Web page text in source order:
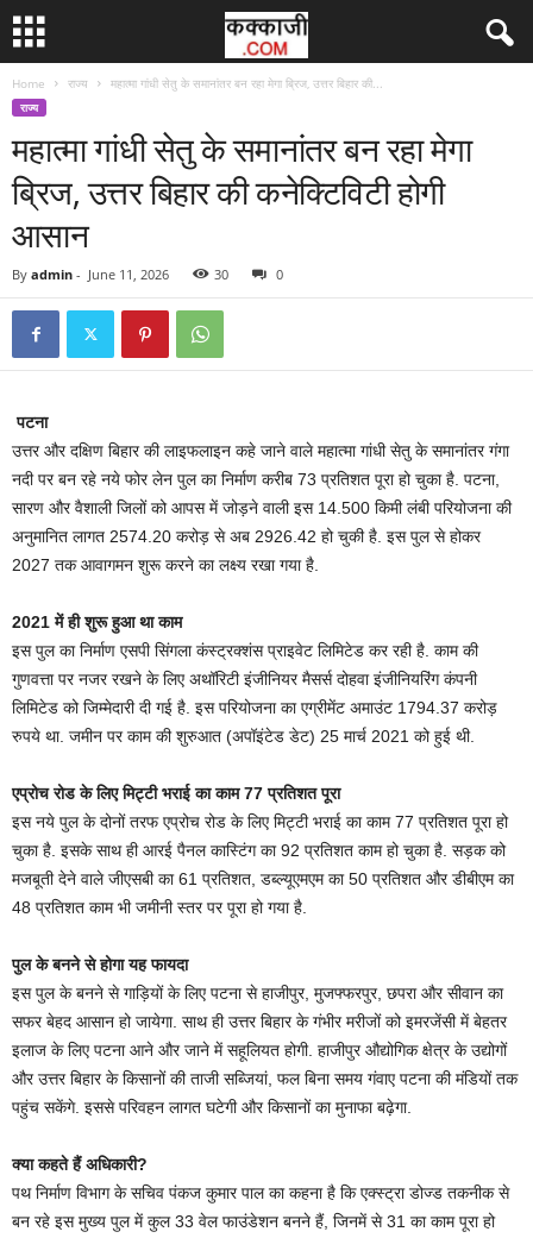
Home राज्य महात्मा गांधी सेतु के समानांतर बन रहा मेगा ब्रिज, उत्तर बिहार की...
राज्य
महात्मा गांधी सेतु के समानांतर बन रहा मेगा
ब्रिज, उत्तर बिहार की कनेक्टिविटी होगी
आसान
By admin - June 11, 2026 30 0
पटना
उत्तर और दक्षिण बिहार की लाइफलाइन कहे जाने वाले महात्मा गांधी सेतु के समानांतर गंगा
नदी पर बन रहे नये फोर लेन पुल का निर्माण करीब 73 प्रतिशत पूरा हो चुका है. पटना,
सारण और वैशाली जिलों को आपस में जोड़ने वाली इस 14.500 किमी लंबी परियोजना की
अनुमानित लागत 2574.20 करोड़ से अब 2926.42 हो चुकी है. इस पुल से होकर
2027 तक आवागमन शुरू करने का लक्ष्य रखा गया है.
2021 में ही शुरू हुआ था काम
इस पुल का निर्माण एसपी सिंगला कंस्ट्रक्शंस प्राइवेट लिमिटेड कर रही है. काम की
गुणवत्ता पर नजर रखने के लिए अथॉरिटी इंजीनियर मैसर्स दोहवा इंजीनियरिंग कंपनी
लिमिटेड को जिम्मेदारी दी गई है. इस परियोजना का एग्रीमेंट अमाउंट 1794.37 करोड़
रुपये था. जमीन पर काम की शुरुआत (अपॉइंटेड डेट) 25 मार्च 2021 को हुई थी.
एप्रोच रोड के लिए मिट्टी भराई का काम 77 प्रतिशत पूरा
इस नये पुल के दोनों तरफ एप्रोच रोड के लिए मिट्टी भराई का काम 77 प्रतिशत पूरा हो
चुका है. इसके साथ ही आरई पैनल कास्टिंग का 92 प्रतिशत काम हो चुका है. सड़क को
मजबूती देने वाले जीएसबी का 61 प्रतिशत, डब्ल्यूएमएम का 50 प्रतिशत और डीबीएम का
48 प्रतिशत काम भी जमीनी स्तर पर पूरा हो गया है.
पुल के बनने से होगा यह फायदा
इस पुल के बनने से गाड़ियों के लिए पटना से हाजीपुर, मुजफ्फरपुर, छपरा और सीवान का
सफर बेहद आसान हो जायेगा. साथ ही उत्तर बिहार के गंभीर मरीजों को इमरजेंसी में बेहतर
इलाज के लिए पटना आने और जाने में सहूलियत होगी. हाजीपुर औद्योगिक क्षेत्र के उद्योगों
और उत्तर बिहार के किसानों की ताजी सब्जियां, फल बिना समय गंवाए पटना की मंडियों तक
पहुंच सकेंगे. इससे परिवहन लागत घटेगी और किसानों का मुनाफा बढ़ेगा.
क्या कहते हैं अधिकारी?
पथ निर्माण विभाग के सचिव पंकज कुमार पाल का कहना है कि एक्स्ट्रा डोज्ड तकनीक से
बन रहे इस मुख्य पुल में कुल 33 वेल फाउंडेशन बनने हैं, जिनमें से 31 का काम पूरा हो